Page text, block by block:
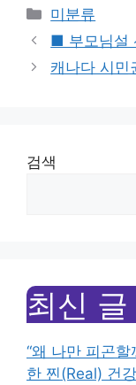
Categories
미분류
■ 부모님설
캐나다 시민
검색
최신 글
“왜 나만 피곤
한 찐(Real) 건